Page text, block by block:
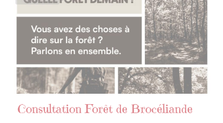
Consultation Forêt de Brocéliande